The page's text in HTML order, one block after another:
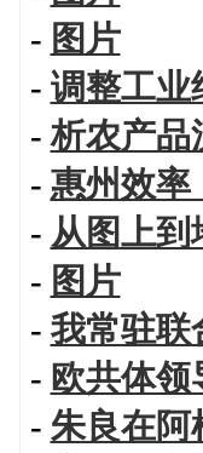
- 图片
- 调整工
-析农产品
- 惠州效率
- 从图上
- 图片
- 我常驻联
- 欧共体
- 朱良在阿